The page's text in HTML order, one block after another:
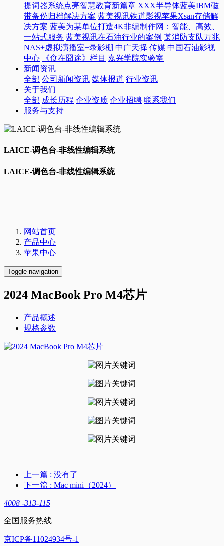
提词器系统点亮智慧教育新篇章 XXX半导体蓝美IBM磁
带备份归档解决方案 蓝美视讯铁道影视苹果Xsan存储解
决方案 蓝美为某单位打造4K非编制作网：智能、高效、
一站式服务 蓝美视讯在石油行业的案例 某消防支队万兆
NAS+虚拟演播室+录影棚 中广天择 传媒 中国石油影视
中心
《食在囧途》栏目 嘉兴学院实验室
新闻资讯
全部 公司新闻资讯 媒体报道 行业资讯
关于我们
全部 成长历程 企业资质 企业招聘 联系我们
服务与支持
LAICE-调色台-非线性编辑系统
LAICE-调色台-非线性编辑系统
网站首页
产品中心
苹果中心
Toggle navigation
2024 MacBook Pro M4芯片
产品概述
规格参数
上一篇 : 没有了
下一篇 : Mac mini（2024）
4008 -313-115
全国服务热线
京ICP备11024934号-1